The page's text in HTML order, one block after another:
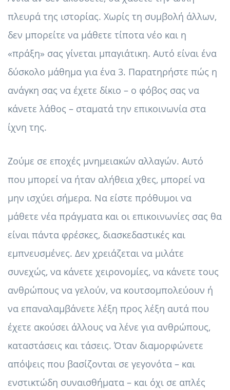
πλευρά της ιστορίας. Χωρίς τη συμβολή άλλων,
δεν μπορείτε να μάθετε τίποτα νέο και η
«πράξη» σας γίνεται μπαγιάτικη. Αυτό είναι ένα
δύσκολο μάθημα για ένα 3. Παρατηρήστε πώς η
ανάγκη σας να έχετε δίκιο – ο φόβος σας να
κάνετε λάθος – σταματά την επικοινωνία στα
ίχνη της.
Ζούμε σε εποχές μνημειακών αλλαγών. Αυτό
που μπορεί να ήταν αλήθεια χθες, μπορεί να
μην ισχύει σήμερα. Να είστε πρόθυμοι να
μάθετε νέα πράγματα και οι επικοινωνίες σας θα
είναι πάντα φρέσκες, διασκεδαστικές και
εμπνευσμένες. Δεν χρειάζεται να μιλάτε
συνεχώς, να κάνετε χειρονομίες, να κάνετε τους
ανθρώπους να γελούν, να κουτσομπολεύουν ή
να επαναλαμβάνετε λέξη προς λέξη αυτά που
έχετε ακούσει άλλους να λένε για ανθρώπους,
καταστάσεις και τάσεις. Όταν διαμορφώνετε
απόψεις που βασίζονται σε γεγονότα – και
ενστικτώδη συναισθήματα – και όχι σε απλές